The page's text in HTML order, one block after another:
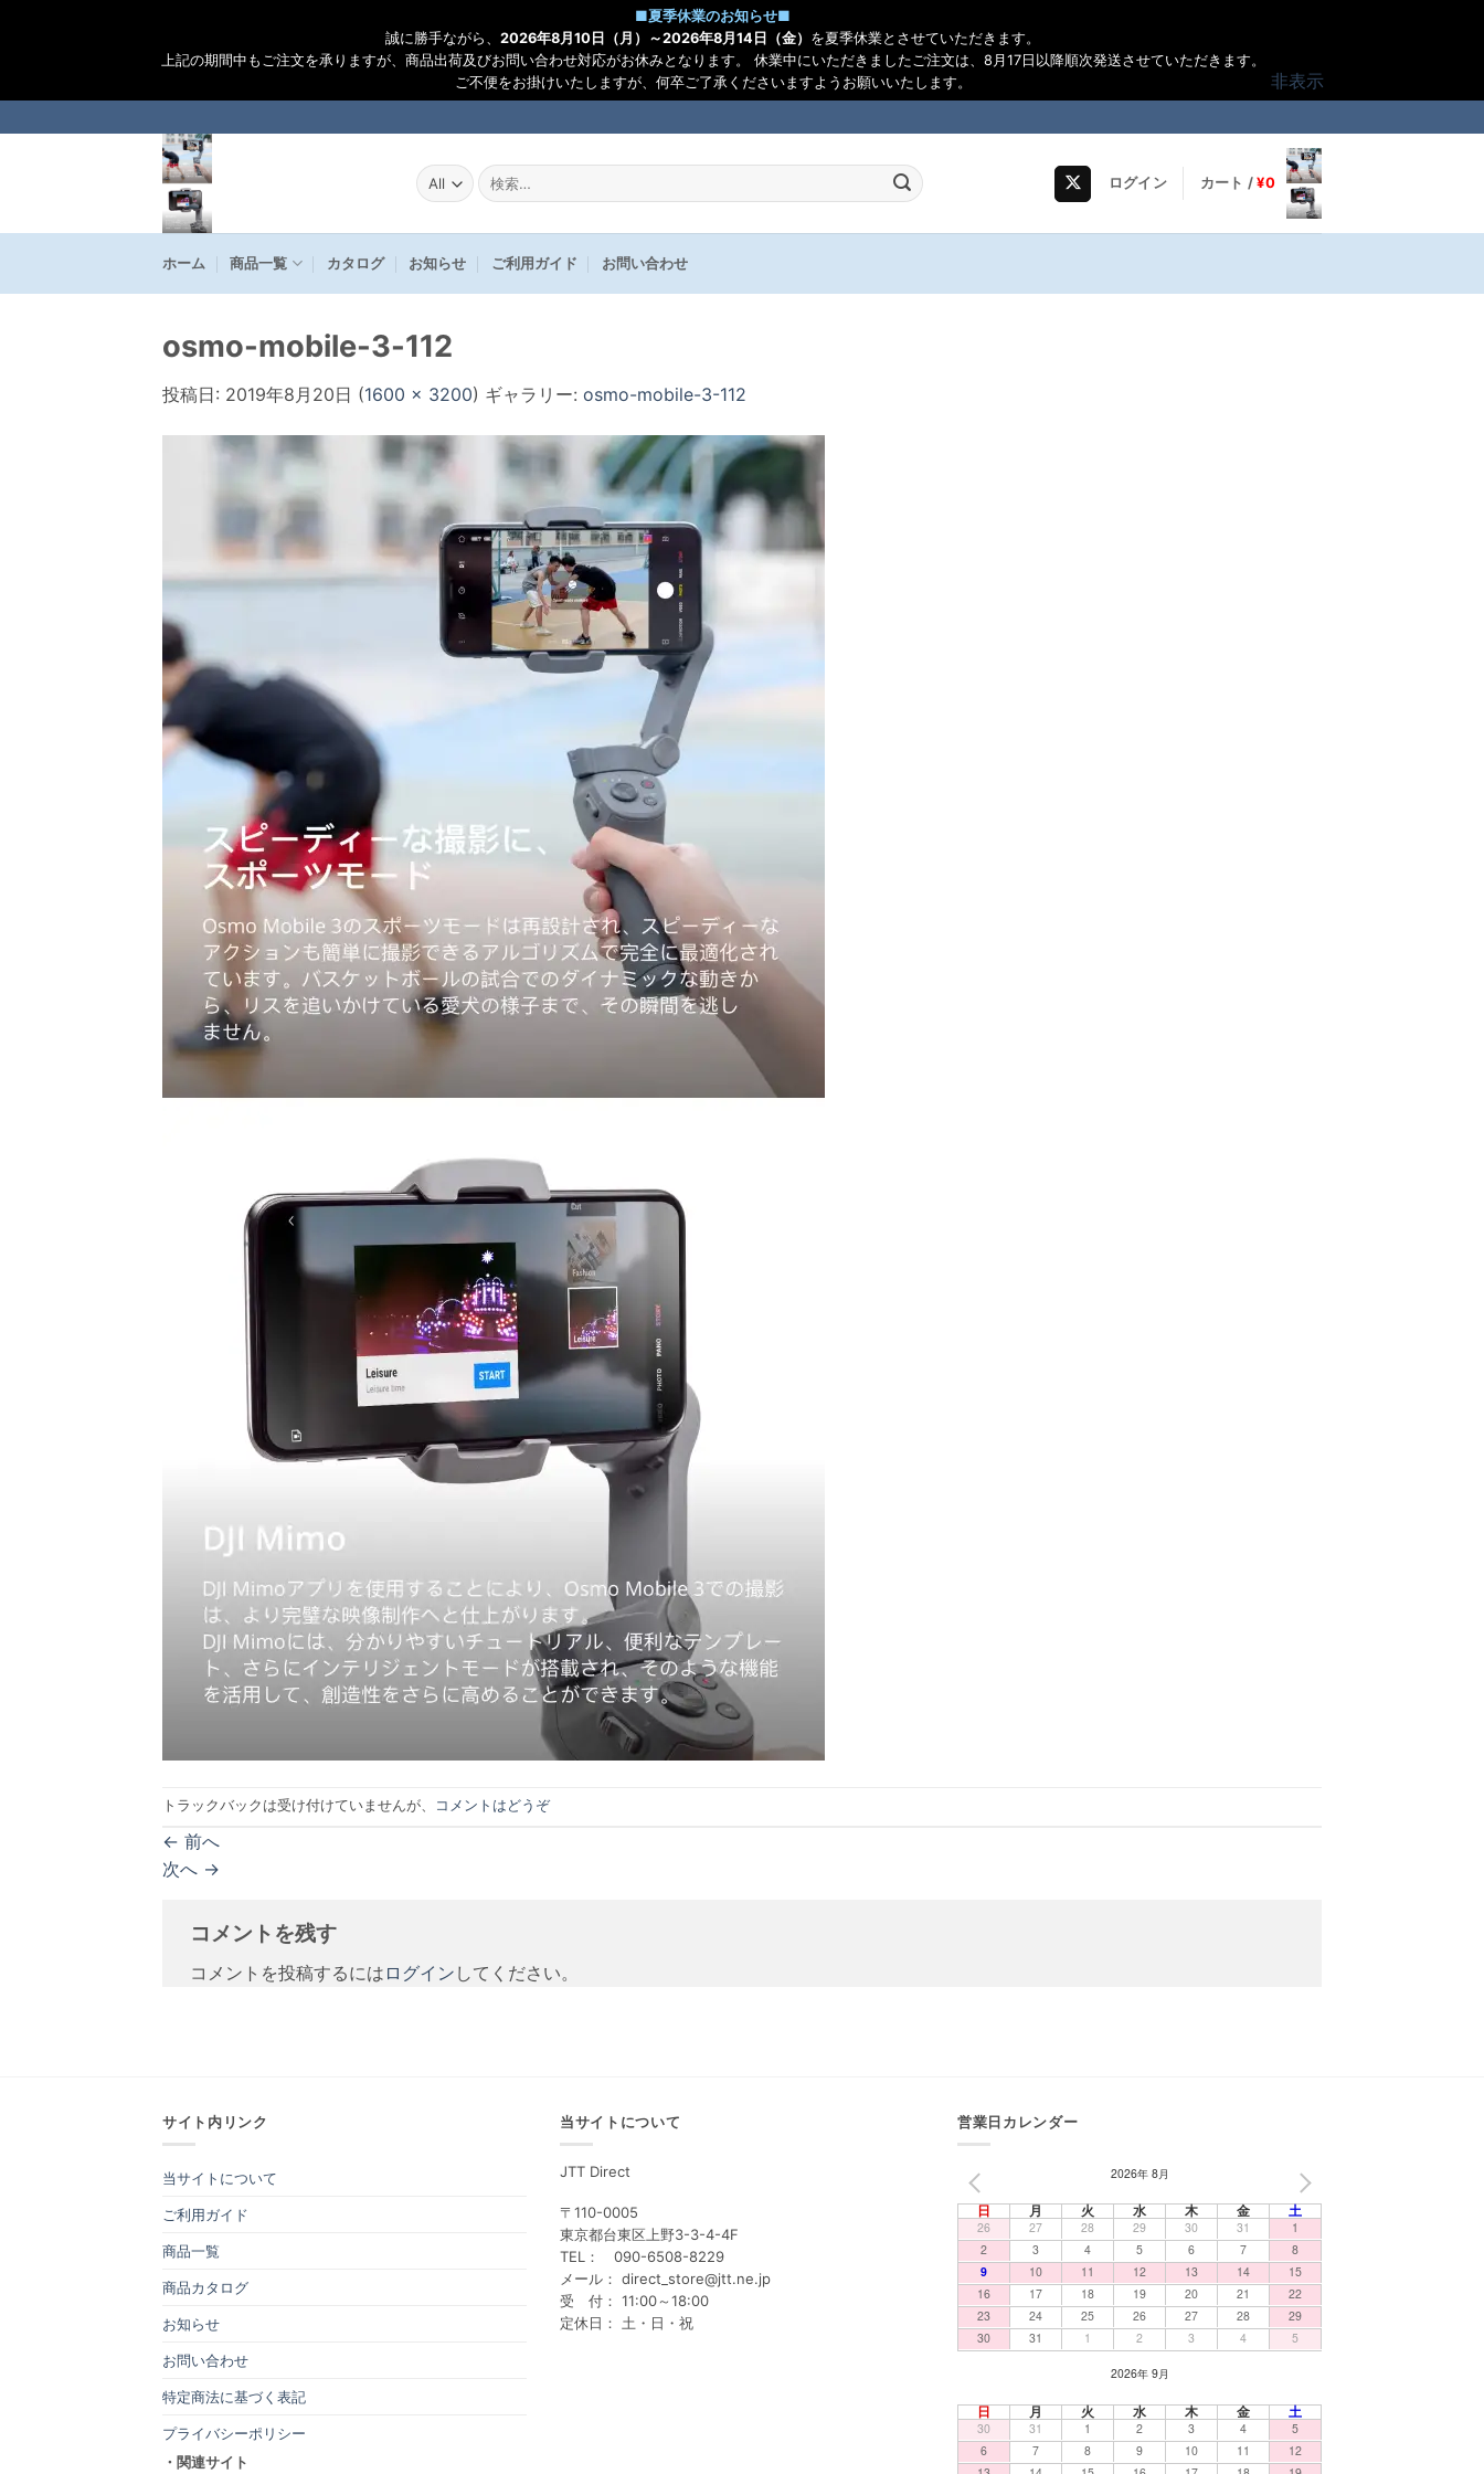
■夏季休業のお知らせ■
誠に勝手ながら、 2026年8月10日（月）～2026年8月14日（金） を夏季休業とさせていただきます。
上記の期間中もご注文を承りますが、商品出荷及びお問い合わせ対応がお休みとなります。 休業中にいただきましたご注文は、8月17日以降順次発送させていただきます。
ご不便をお掛けいたしますが、何卒ご了承くださいますようお願いいたします。
非表示
to
検
索
果:
ログイン カート /¥0
ホーム 商品一覧 カタログ お知らせ ご利用ガイド お問い合わせ
osmo-mobile-3-112
投稿日: 2019年8月20日 (1600 × 3200) ギャラリー: osmo-mobile-3-112
トラックバックは受け付けていませんが、 コメントはどうぞ
← 前へ
次へ →
コメントを残す
コメントを投稿するには ログイン してください。
サイト内リンク
当サイトについて
ご利用ガイド
商品一覧
商品カタログ
お知らせ
お問い合わせ
特定商法に基づく表記
プライバシーポリシー
・関連サイト
当サイトについて
JTT Direct
〒110-0005
東京都台東区上野3-3-4-4F
TEL： 090-6508-8229
メール： direct_store@jtt.ne.jp
受 付： 11:00～18:00
定休日： 土・日・祝
営業日カレンダー
2026年 8月
日 月 火 水 木 金 土
26 27 28 29 30 31
1
2
3 4 5 6 7
8
9
10 11 12 13 14
15
16
17 18 19 20 21
22
23
24 25 26 27 28
29
30
31 1 2 3 4 5
2026年 9月
日 月 火 水 木 金 土
30 31 1 2 3 4
5
6
7 8 9 10 11
12